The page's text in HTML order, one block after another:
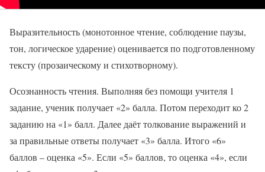
Выразительность (монотонное чтение, соблюдение паузы,
тон, логическое ударение) оценивается по подготовленному
тексту (прозаическому и стихотворному).
Осознанность чтения. Выполняя без помощи учителя 1
задание, ученик получает «2» балла. Потом переходит ко 2
заданию на «1» балл. Далее даёт толкование выражений и
за правильные ответы получает «3» балла. Итого «6»
баллов – оценка «5». Если «5» баллов, то оценка «4», если